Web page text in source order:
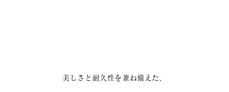
美しさと耐久性を兼ね備えた、